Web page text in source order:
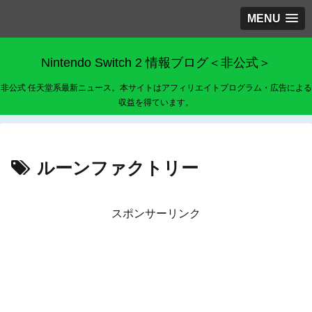
MENU
Nintendo Switch 2 情報ブログ＜非公式＞
非公式 任天堂系最新ニュース。本サイトはアフィリエイトプログラム・広告による
収益を得ています。
ルーンファクトリー
スポンサーリンク